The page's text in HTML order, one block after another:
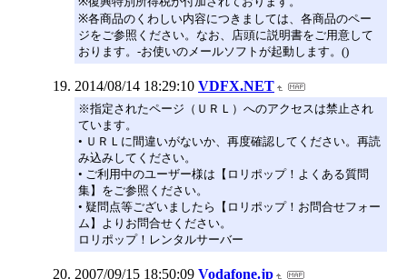
※各商品のくわしい内容につきましては、各商品のペー
ジをご参照ください。なお、店頭に説明書をご用意して
おります。-お使いのメールソフトが起動します。()
2014/08/14 18:29:10 VDFX.NET
※指定されたページ（ＵＲＬ）へのアクセスは禁止され
ています。
• ＵＲＬに間違いがないか、再度確認してください。再読
み込みしてください。
• ご利用中のユーザー様は【ロリポップ！よくある質問
集】をご参照ください。
• 疑問点等ございましたら【ロリポップ！お問合せフォー
ム】よりお問合せください。
ロリポップ！レンタルサーバー
2007/09/15 18:50:09 Vodafone.jp